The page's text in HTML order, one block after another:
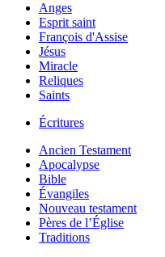
Anges
Esprit saint
François d'Assise
Jésus
Miracle
Reliques
Saints
Écritures
Ancien Testament
Apocalypse
Bible
Évangiles
Nouveau testament
Pères de l’Église
Traditions